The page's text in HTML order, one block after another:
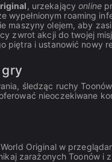
, urzekającyonline
wypełnionym roaming
maszyny olejem, aby
zwrot akcji do twojej
piętra i ustanowić nowy
śledząc ruchy
nieoczekiwane
Original w
zarażonych Toonów